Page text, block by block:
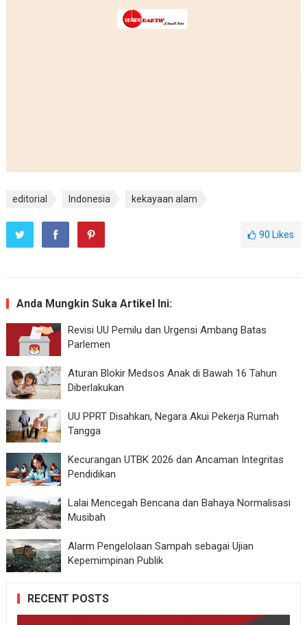
editorial Indonesia kekayaan alam
90 Likes
Anda Mungkin Suka Artikel Ini:
Revisi UU Pemilu dan Urgensi Ambang Batas
Parlemen
Aturan Blokir Medsos Anak di Bawah 16 Tahun
Diberlakukan
UU PPRT Disahkan, Negara Akui Pekerja Rumah
Tangga
Kecurangan UTBK 2026 dan Ancaman Integritas
Pendidikan
Lalai Mencegah Bencana dan Bahaya Normalisasi
Musibah
Alarm Pengelolaan Sampah sebagai Ujian
Kepemimpinan Publik
RECENT POSTS